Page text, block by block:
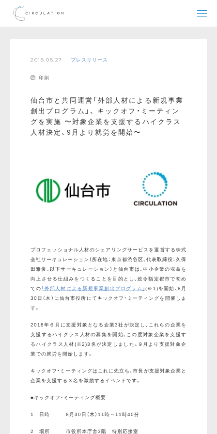
2018.08.27 プレスリリース
印刷
仙台市と共同運営「外部人材による新規事業
創出プログラム」、 キックオフ・ミーティン
グを実施 〜対象企業を支援するハイクラス
人材決定、9月より就労を開始〜
プロフェッショナル人材のシェアリングサービスを運営する株式
会社サーキュレーション（所在地：東京都渋谷区、代表取締役：久保
田雅俊、以下サーキュレーション）と仙台市は、中小企業の収益を
向上させる仕組みをつくることを目的とし、政令指定都市で初め
ての 「外部人材による新規事業創出プログラム」(※1)を開始、8月
30日（木）に仙台市役所にてキックオフ・ミーティングを開催しま
す。
2018年６月に支援対象となる企業3社が決定し、これらの企業を
支援するハイクラス人材の募集を開始、この度対象企業を支援す
るハイクラス人材(※2)3名が決定しました。9月より支援対象企
業での就労を開始します。
キックオフ・ミーティングはこれに先立ち、市長が支援対象企業と
企業を支援する３名を激励するイベントです。
■キックオフ・ミーティング概要
1 日時 8月30日（木）11時～11時40分
2 場所 市役所本庁舎3階 特別応接室